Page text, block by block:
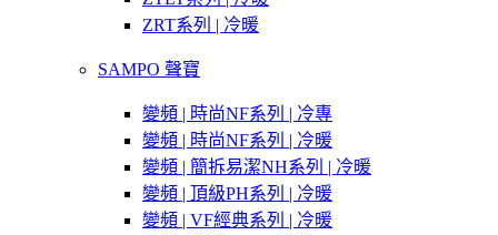
ZRT系列 | 冷暖
SAMPO 聲寶
變頻 | 時尚NF系列 | 冷專
變頻 | 時尚NF系列 | 冷暖
變頻 | 簡拆易潔NH系列 | 冷暖
變頻 | 頂級PH系列 | 冷暖
變頻 | VF經典系列 | 冷暖